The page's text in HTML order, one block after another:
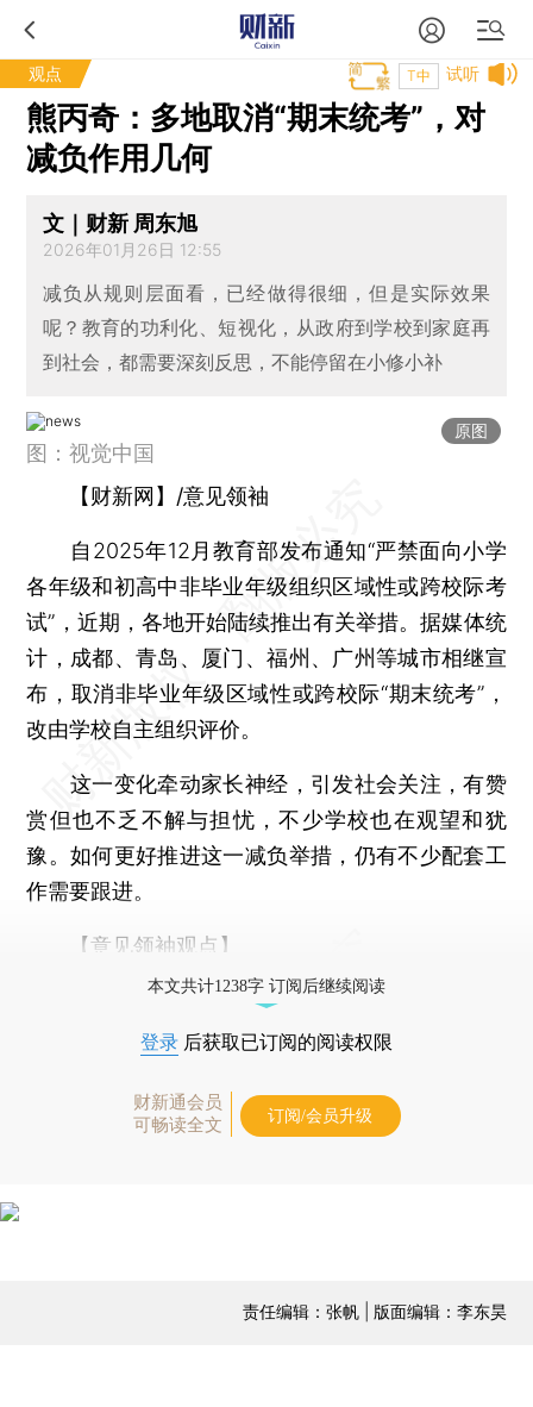
观点 试听
T中
熊丙奇：多地取消“期末统考”，对
减负作用几何
文｜财新 周东旭
2026年01月26日 12:55
减负从规则层面看，已经做得很细，但是实际效果
呢？教育的功利化、短视化，从政府到学校到家庭再
到社会，都需要深刻反思，不能停留在小修小补
原图
图：视觉中国
【财新网】/意见领袖
自2025年12月教育部发布通知“严禁面向小学
各年级和初高中非毕业年级组织区域性或跨校际考
试”，近期，各地开始陆续推出有关举措。据媒体统
计，成都、青岛、厦门、福州、广州等城市相继宣
布，取消非毕业年级区域性或跨校际“期末统考”，
改由学校自主组织评价。
这一变化牵动家长神经，引发社会关注，有赞
赏但也不乏不解与担忧，不少学校也在观望和犹
豫。如何更好推进这一减负举措，仍有不少配套工
作需要跟进。
【意见领袖观点】
本文共计1238字 订阅后继续阅读
登录 后获取已订阅的阅读权限
财新通会员
可畅读全文
订阅/会员升级
责任编辑：张帆 | 版面编辑：李东昊